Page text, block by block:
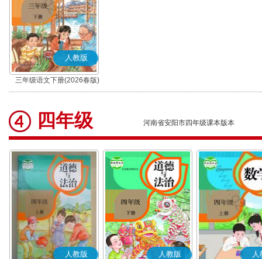
人教版
三年级语文下册(2026春版)
(部编版)
四年级 河南省安阳市四年级课本版本
人教版 人教版 人